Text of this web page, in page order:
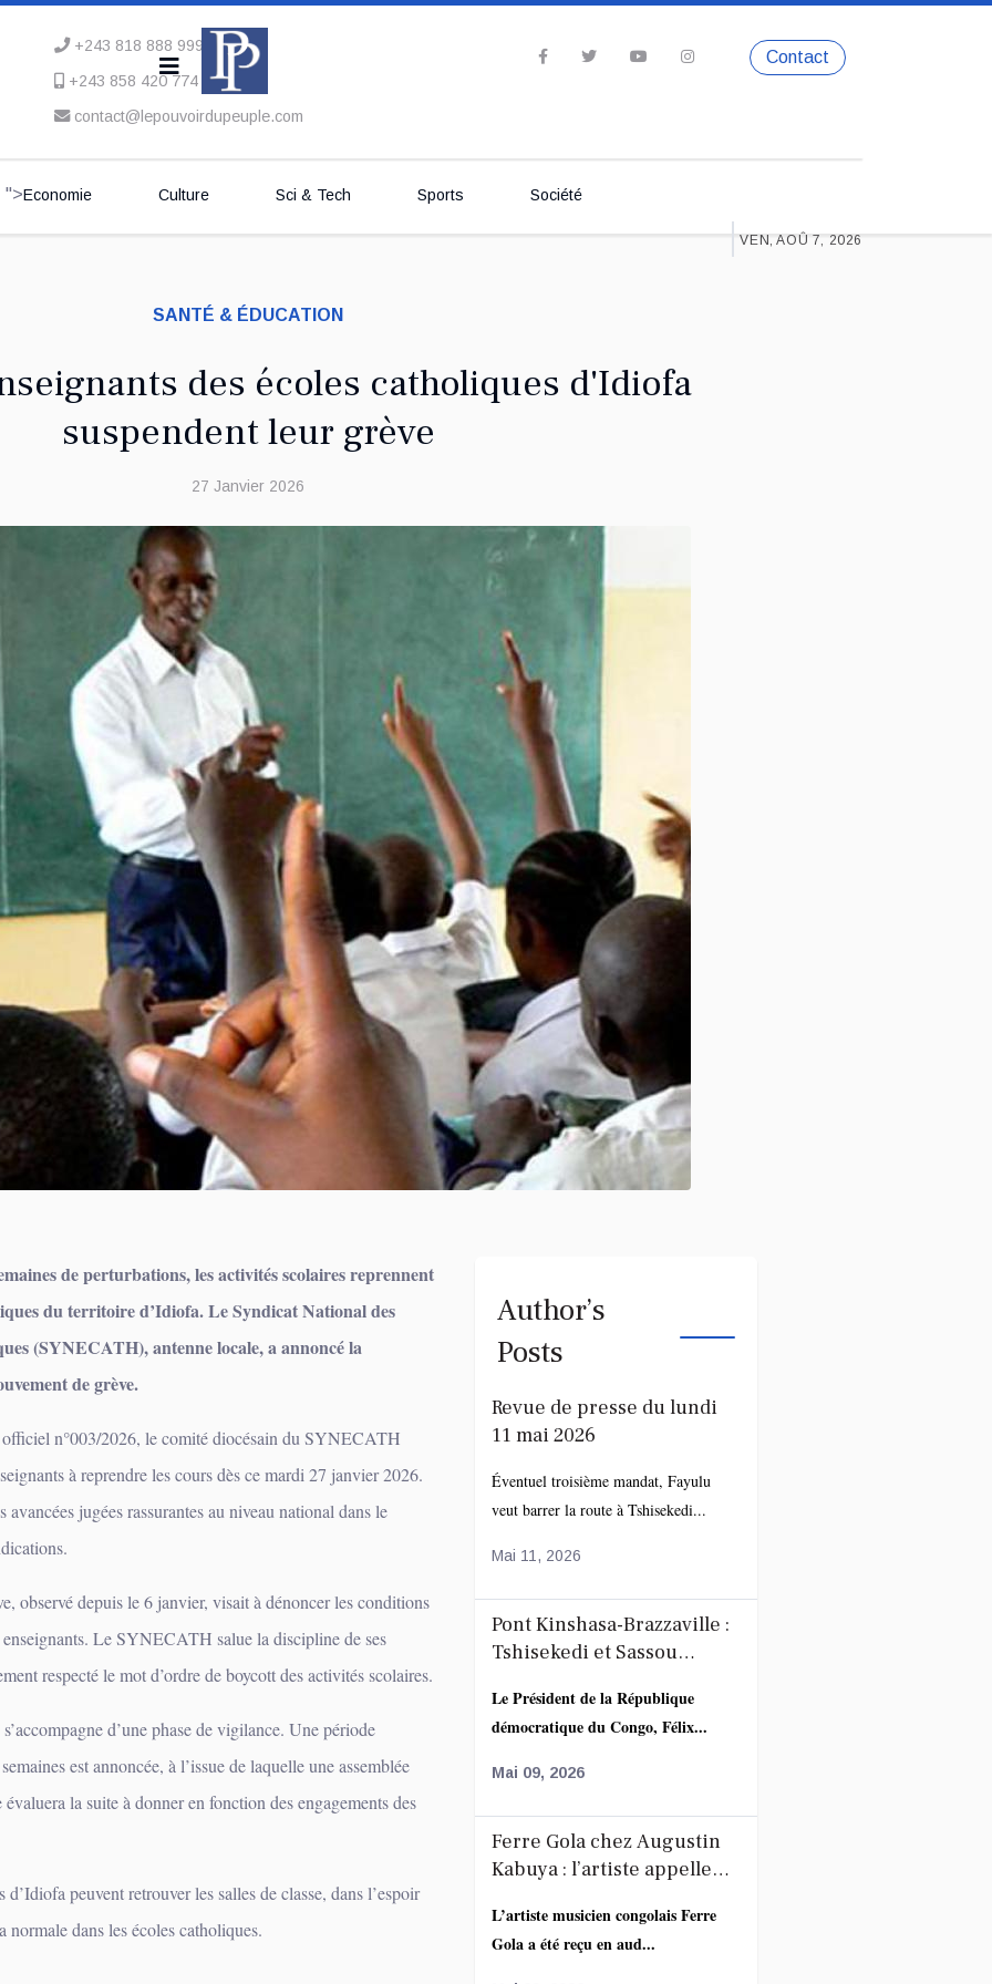
+243 818 888 999
+243 858 420 774
contact@lepouvoirdupeuple.com
Contact
">Economie Culture Sci & Tech Sports Société
VEN, AOÛ 7, 2026
SANTÉ & ÉDUCATION
des écoles catholiques d'Idiofa
suspendent leur grève
27 Janvier 2026
de perturbations, les activités scolaires reprennent
du territoire d’Idiofa. Le Syndicat National des
(SYNECATH), antenne locale, a annoncé la
de grève.
n°003/2026, le comité diocésain du SYNECATH
à reprendre les cours dès ce mardi 27 janvier 2026.
avancées jugées rassurantes au niveau national dans le
observé depuis le 6 janvier, visait à dénoncer les conditions
Le SYNECATH salue la discipline de ses
respecté le mot d’ordre de boycott des activités scolaires.
d’une phase de vigilance. Une période
est annoncée, à l’issue de laquelle une assemblée
la suite à donner en fonction des engagements des
d’Idiofa peuvent retrouver les salles de classe, dans l’espoir
normale dans les écoles catholiques.
Author’s
Posts
Revue de presse du lundi
11 mai 2026
Éventuel troisième mandat, Fayulu
veut barrer la route à Tshisekedi...
Mai 11, 2026
Pont Kinshasa-Brazzaville :
Tshisekedi et Sassou
autour du projet route-rail
Le Président de la République
démocratique du Congo, Félix...
Mai 09, 2026
Ferre Gola chez Augustin
Kabuya : l’artiste appelle
l’annonce de la décoration
de Fally Ipupa
L’artiste musicien congolais Ferre
Gola a été reçu en aud...